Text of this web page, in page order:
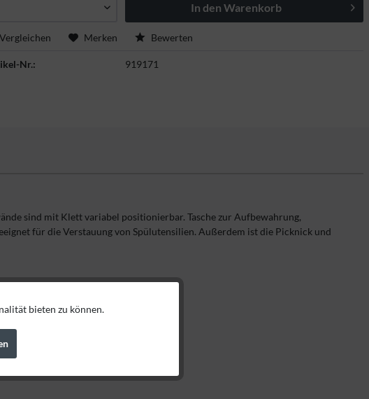
In den Warenkorb
Vergleichen Merken Bewerten
Nr.: 919171
sind mit Klett variabel positionierbar. Tasche zur Aufbewahrung,
für die Verstauung von Spülutensilien. Außerdem ist die Picknick und
Aktiv
bieten zu können.